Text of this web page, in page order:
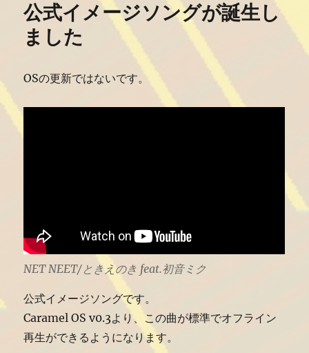
公式イメージソングが誕生し
ました
OSの更新ではないです。
NET NEET/ときえのき feat.初音ミク
公式イメージソングです。
Caramel OS v0.3より、この曲が標準でオフライン
再生ができるようになります。